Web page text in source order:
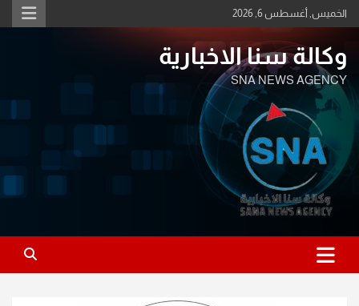
Skip
to
الخميس, أغسطس 6, 2026
وكالة سنا الاخبارية
SNA NEWS AGENCY